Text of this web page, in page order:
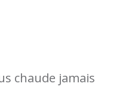
chaude jamais